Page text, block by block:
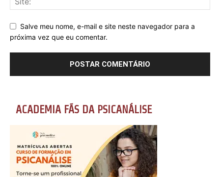
Salve meu nome, e-mail e site neste navegador para a
próxima vez que eu comentar.
ACADEMIA FÃS DA PSICANÁLISE